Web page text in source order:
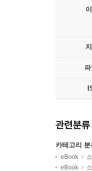
관련분류
카테고리 분
eBook
eBook